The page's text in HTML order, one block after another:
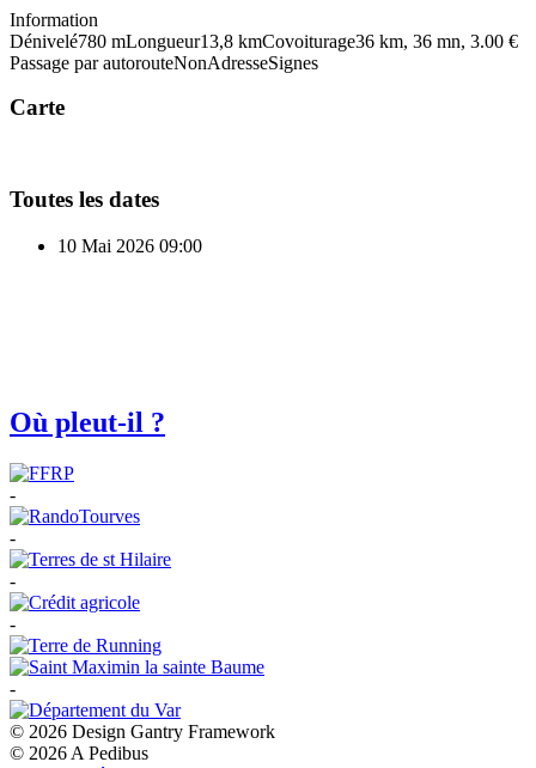
Information
Dénivelé780 mLongueur13,8 kmCovoiturage36 km, 36 mn, 3.00 €
Passage par autorouteNonAdresseSignes
Carte
Toutes les dates
10 Mai 2026 09:00
Où pleut-il ?
-
-
-
-
-
© 2026 Design Gantry Framework
© 2026 A Pedibus